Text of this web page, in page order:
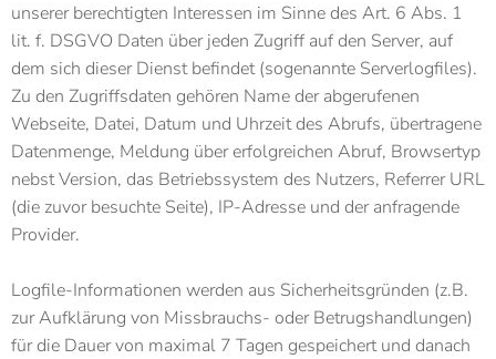
unserer berechtigten Interessen im Sinne des Art. 6 Abs. 1
lit. f. DSGVO Daten über jeden Zugriff auf den Server, auf
dem sich dieser Dienst befindet (sogenannte Serverlogfiles).
Zu den Zugriffsdaten gehören Name der abgerufenen
Webseite, Datei, Datum und Uhrzeit des Abrufs, übertragene
Datenmenge, Meldung über erfolgreichen Abruf, Browsertyp
nebst Version, das Betriebssystem des Nutzers, Referrer URL
(die zuvor besuchte Seite), IP-Adresse und der anfragende
Provider.
Logfile-Informationen werden aus Sicherheitsgründen (z.B.
zur Aufklärung von Missbrauchs- oder Betrugshandlungen)
für die Dauer von maximal 7 Tagen gespeichert und danach